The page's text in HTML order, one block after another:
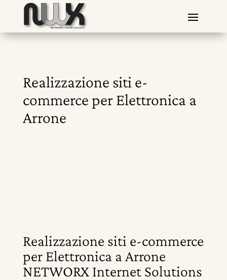
Realizzazione siti e-
commerce per Elettronica a
Arrone
Realizzazione siti e-commerce
per Elettronica a Arrone
NETWORX Internet Solutions